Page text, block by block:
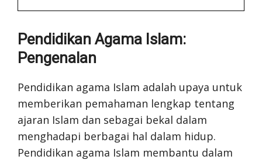
Pendidikan Agama Islam:
Pengenalan
Pendidikan agama Islam adalah upaya untuk
memberikan pemahaman lengkap tentang
ajaran Islam dan sebagai bekal dalam
menghadapi berbagai hal dalam hidup.
Pendidikan agama Islam membantu dalam